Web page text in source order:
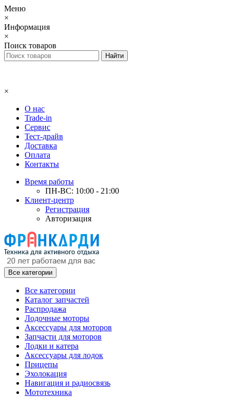
Меню
×
Информация
×
Поиск товаров
×
О нас
Trade-in
Сервис
Тест-драйв
Доставка
Оплата
Контакты
Время работы
ПН-ВС: 10:00 - 21:00
Клиент-центр
Регистрация
Авторизация
Все категории
Все категории
Каталог запчастей
Распродажа
Лодочные моторы
Аксессуары для моторов
Запчасти для моторов
Лодки и катера
Аксессуары для лодок
Прицепы
Эхолокация
Навигация и радиосвязь
Мототехника